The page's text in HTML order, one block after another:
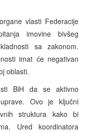
vlasti Federacije
imovine bivšeg
sa zakonom.
imat će negativan
oblasti.
BiH da se aktivno
Ovo je ključni
struktura kako bi
Ured koordinatora